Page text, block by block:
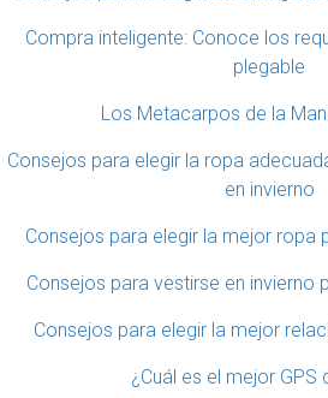
Compra inteligente: Conoce los
plegable
Los Metacarpos de la
Consejos para elegir la ropa
en invierno
Consejos para elegir la mejor ropa
Consejos para vestirse en invierno
Consejos para elegir la mejor
¿Cuál es el mejor GPS